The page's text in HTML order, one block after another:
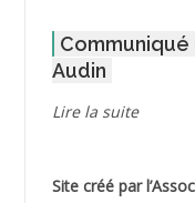
AGOULMINE
AHLOUCHE
Communiqué
Audin
Lire la suite
Site créé par l’